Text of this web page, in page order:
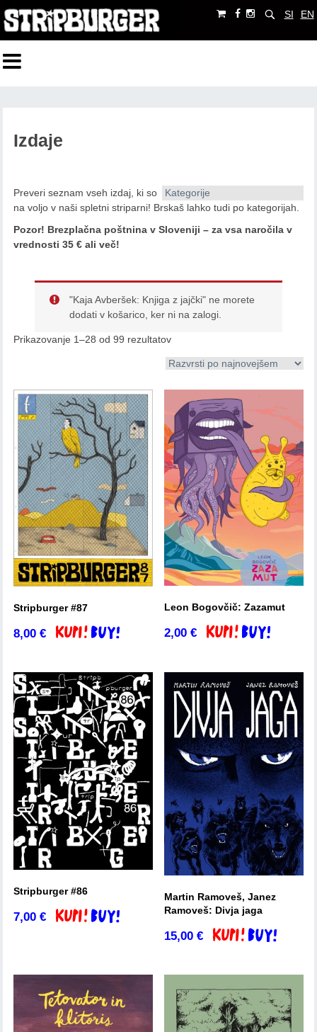
SI EN
Izdaje
Kategorije
Preveri seznam vseh izdaj, ki so
na voljo v naši spletni striparni! Brskaš lahko tudi po kategorijah.
Pozor! Brezplačna poštnina v Sloveniji – za vsa naročila v
vrednosti 35 € ali več!
"Kaja Avberšek: Knjiga z jajčki" ne morete
dodati v košarico, ker ni na zalogi.
Prikazovanje 1–28 od 99 rezultatov
Stripburger #87
8,00€ Dodaj v košarico
Leon Bogovčič: Zazamut
2,00€ Dodaj v košarico
Stripburger #86
7,00€ Dodaj v košarico
Martin Ramoveš, Janez
Ramoveš: Divja jaga
15,00€ Dodaj v košarico